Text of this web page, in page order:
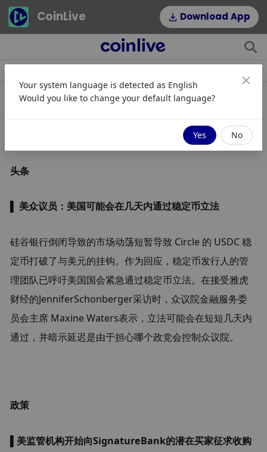
CoinLive Download App
早报 - 3月15日 2023
头条
▌ 美众议员：美国可能会在几天内通过稳定币立法
硅谷银行倒闭导致的市场动荡短暂导致 Circle 的 USDC 稳
定币打破了与美元的挂钩。作为回应，稳定币发行人的管
理团队已呼吁美国国会紧急通过稳定币立法。在接受雅虎
财经的JenniferSchonberger采访时，众议院金融服务委
员会主席 Maxine Waters表示，立法可能会在短短几天内
通过，并暗示延迟是由于担心哪个政党会控制众议院。
政策
▌美监管机构开始向SignatureBank的潜在买家征求收购
Your system language is detected as English
Would you like to change your default language?
Yes No